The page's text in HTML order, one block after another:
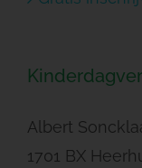
Albert
1701 BX